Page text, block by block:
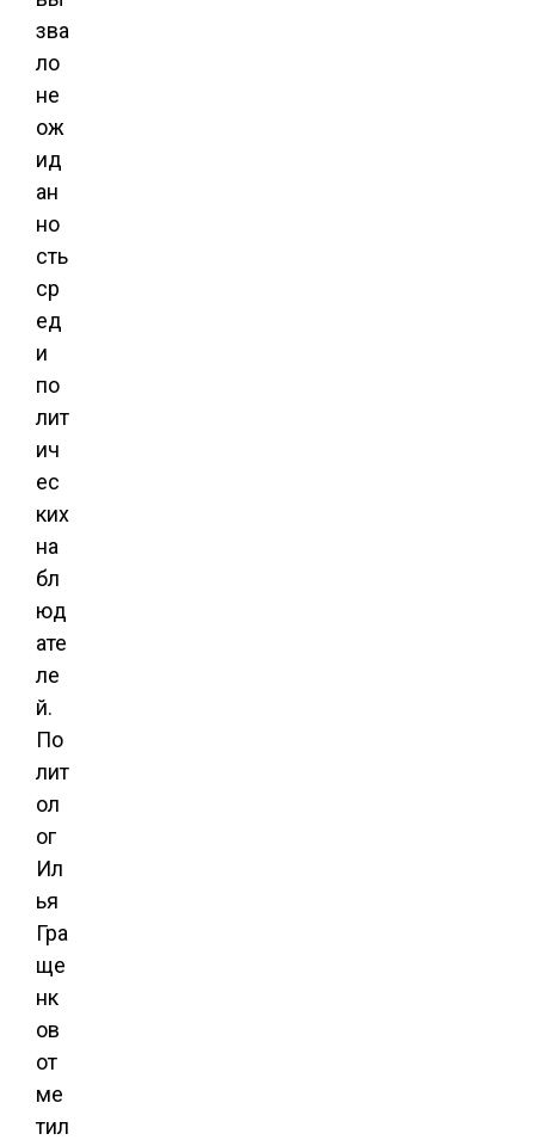
зва
ло
не
ож
ид
ан
но
сть
ср
ед
и
по
лит
ич
ес
ких
на
бл
юд
ате
ле
й.
По
лит
ол
ог
Ил
ья
Гра
ще
нк
ов
от
ме
тил